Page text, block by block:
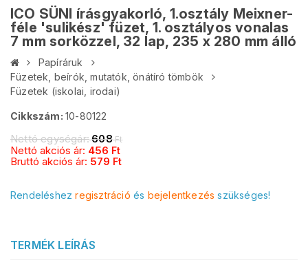
ICO SÜNI írásgyakorló, 1.osztály Meixner-
féle 'sulikész' füzet, 1. osztályos vonalas
7 mm sorközzel, 32 lap, 235 x 280 mm álló
Papíráruk
Füzetek, beírók, mutatók, önátíró tömbök
Füzetek (iskolai, irodai)
Cikkszám: 10-80122
Nettó egységár:608Ft
Nettó akciós ár: 456 Ft
Bruttó akciós ár: 579 Ft
Rendeléshezregisztráció és bejelentkezés szükséges!
TERMÉK LEÍRÁS